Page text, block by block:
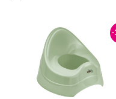
velikost – vhodné pro
oblečení - Bezpečný
bez ostrých hran -
design –
samostatnost dítěte -
ale odolná konstrukce - I
-